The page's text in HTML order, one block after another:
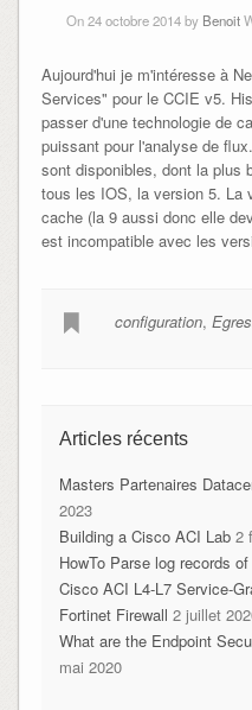
On 24 octobre 2014 by Benoit
Aujourd'hui je m'intéresse à
Services" pour le CCIE v5.
passer d'une technologie de
puissant pour l'analyse de flux. Différentes versions de Netflow
sont disponibles, dont la plus
tous les IOS, la version 5. La
cache (la 9 aussi donc elle
est incompatible avec les
configuration,
Articles récents
Masters Partenaires
2023
Building a Cisco ACI Lab 2
HowTo Parse log records
Cisco ACI L4-L7 Service-
Fortinet Firewall 2 juillet
What are the Endpoint
mai 2020